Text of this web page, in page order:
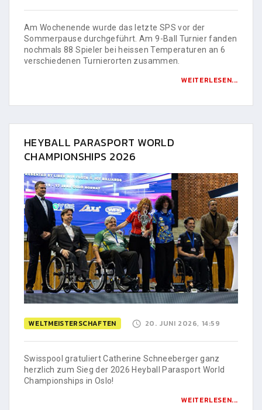
Am Wochenende wurde das letzte SPS vor der
Sommerpause durchgeführt. Am 9-Ball Turnier fanden
nochmals 88 Spieler bei heissen Temperaturen an 6
verschiedenen Turnierorten zusammen.
WEITERLESEN...
HEYBALL PARASPORT WORLD
CHAMPIONSHIPS 2026
WELTMEISTERSCHAFTEN 20. JUNI 2026, 14:59
Swisspool gratuliert Catherine Schneeberger ganz
herzlich zum Sieg der 2026 Heyball Parasport World
Championships in Oslo!
WEITERLESEN...